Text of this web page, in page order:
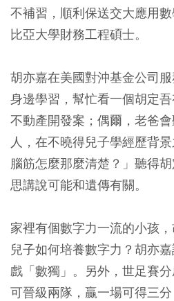
不補習，順利保送交大應用
比亞大學財務工程碩士。
胡亦嘉在美國對沖基金公司
身邊學習，幫忙看一個胡定
不動產開發案；偶爾，老爸
人，在不曉得兒子學經歷背
腦筋怎麼那麼清楚？」聽得
思講說可能和遺傳有關。
家裡有個數字力一流的小孩
兒子如何培養數字力？胡亦
戲「數獨」。另外，世足賽
可晉級兩隊，贏一場可得三